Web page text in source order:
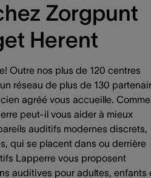
Zorgpunt
Herent
Outre nos plus de 120 centres
réseau de plus de 130
agréé vous accueille.
peut-il vous aider à mieux
auditifs modernes discrets,
qui se placent dans ou derrière
Lapperre vous proposent
auditives pour adultes, enfants